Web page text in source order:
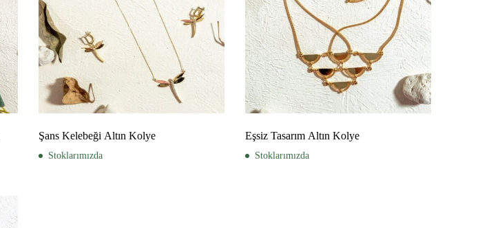
Şans Kelebeği Altın Kolye
Stoklarımızda
Eşsiz Tasarım Altın Kolye
Stoklarımızda